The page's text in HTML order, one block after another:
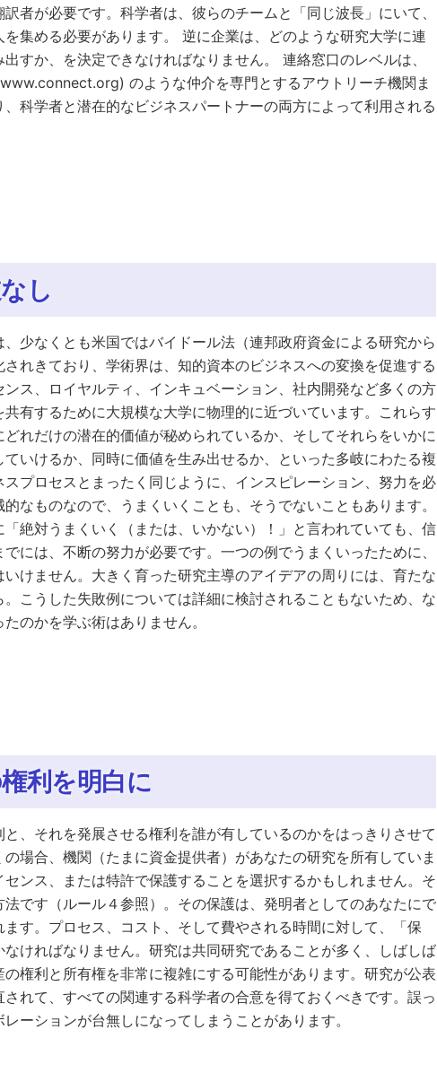
者が必要です。科学者は、彼らのチームと「同じ波長」にいて、
集める必要があります。 逆に企業は、どのような研究大学に連
すか、を決定できなければなりません。 連絡窓口のレベルは、
のような仲介を専門とするアウトリーチ機関ま
科学者と潜在的なビジネスパートナーの両方によって利用される
し
少なくとも米国ではバイドール法（連邦政府資金による研究から
れきており、学術界は、知的資本のビジネスへの変換を促進する
ス、ロイヤルティ、インキュベーション、社内開発など多くの方
有するために大規模な大学に物理的に近づいています。これらす
れだけの潜在的価値が秘められているか、そしてそれらをいかに
いけるか、同時に価値を生み出せるか、といった多岐にわたる複
プロセスとまったく同じように、インスピレーション、努力を必
なものなので、うまくいくことも、そうでないこともあります。
絶対うまくいく（または、いかない）！」と言われていても、信
には、不断の努力が必要です。一つの例でうまくいったために、
けません。大きく育った研究主導のアイデアの周りには、育たな
こうした失敗例については詳細に検討されることもないため、な
のかを学ぶ術はありません。
利を明白に
、それを発展させる権利を誰が有しているのかをはっきりさせて
場合、機関（たまに資金提供者）があなたの研究を所有していま
ンス、または特許で保護することを選択するかもしれません。そ
です（ルール４参照）。その保護は、発明者としてのあなたにで
す。プロセス、コスト、そして費やされる時間に対して、「保
ければなりません。研究は共同研究であることが多く、しばしば
権利と所有権を非常に複雑にする可能性があります。研究が公表
れて、すべての関連する科学者の合意を得ておくべきです。誤っ
ーションが台無しになってしまうことがあります。